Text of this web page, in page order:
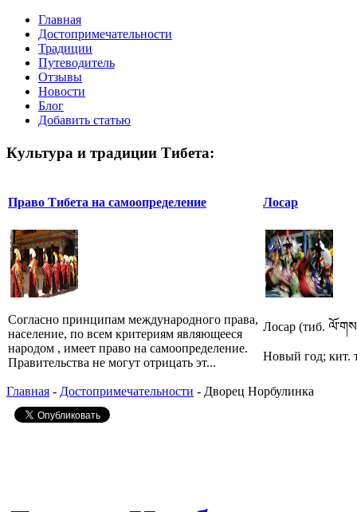
Главная
Достопримечательности
Традиции
Путеводитель
Отзывы
Новости
Блог
Добавить статью
Культура и традиции Тибета:
Право Тибета на самоопределение
Согласно принципам международного права,
население, по всем критериям являющееся
народом , имеет право на самоопределение.
Правительства не могут отрицать эт...
Лосар
Лосар (тиб.
Новый год; кит.
Главная - Достопримечательности - Дворец Норбулинка